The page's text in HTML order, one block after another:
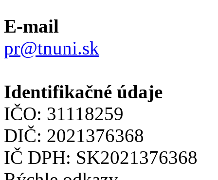
E-mail
pr@tnuni.sk
Identifikačné údaje
IČO: 31118259
DIČ: 2021376368
IČ DPH: SK2021376368